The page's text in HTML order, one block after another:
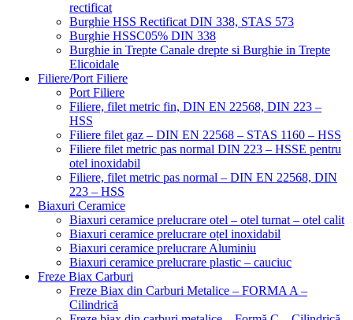
rectificat
Burghie HSS Rectificat DIN 338, STAS 573
Burghie HSSC05% DIN 338
Burghie in Trepte Canale drepte si Burghie in Trepte
Elicoidale
Filiere/Port Filiere
Port Filiere
Filiere, filet metric fin, DIN EN 22568, DIN 223 –
HSS
Filiere filet gaz – DIN EN 22568 – STAS 1160 – HSS
Filiere filet metric pas normal DIN 223 – HSSE pentru
otel inoxidabil
Filiere, filet metric pas normal – DIN EN 22568, DIN
223 – HSS
Biaxuri Ceramice
Biaxuri ceramice prelucrare otel – otel turnat – otel calit
Biaxuri ceramice prelucrare oțel inoxidabil
Biaxuri ceramice prelucrare Aluminiu
Biaxuri ceramice prelucrare plastic – cauciuc
Freze Biax Carburi
Freze Biax din Carburi Metalice – FORMA A –
Cilindrică